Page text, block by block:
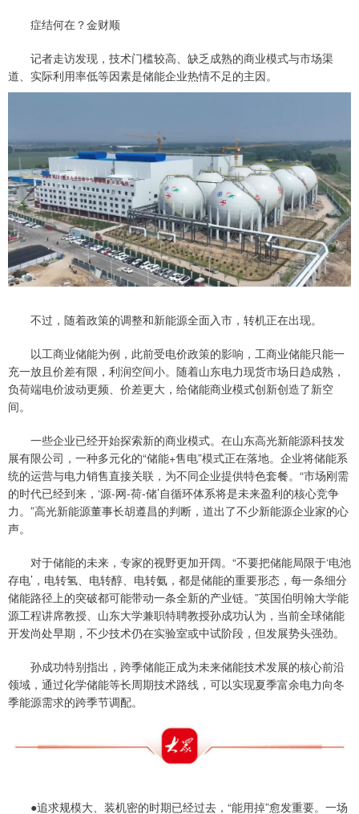
症结何在？金财顺
记者走访发现，技术门槛较高、缺乏成熟的商业模式与市场渠
道、实际利用率低等因素是储能企业热情不足的主因。
不过，随着政策的调整和新能源全面入市，转机正在出现。
以工商业储能为例，此前受电价政策的影响，工商业储能只能一
充一放且价差有限，利润空间小。随着山东电力现货市场日趋成熟，
负荷端电价波动更频、价差更大，给储能商业模式创新创造了新空
间。
一些企业已经开始探索新的商业模式。在山东高光新能源科技发
展有限公司，一种多元化的“储能+售电”模式正在落地。企业将储能系
统的运营与电力销售直接关联，为不同企业提供特色套餐。“市场刚需
的时代已经到来，‘源-网-荷-储’自循环体系将是未来盈利的核心竞争
力。”高光新能源董事长胡遵昌的判断，道出了不少新能源企业家的心
声。
对于储能的未来，专家的视野更加开阔。“不要把储能局限于‘电池
存电’，电转氢、电转醇、电转氨，都是储能的重要形态，每一条细分
储能路径上的突破都可能带动一条全新的产业链。”英国伯明翰大学能
源工程讲席教授、山东大学兼职特聘教授孙成功认为，当前全球储能
开发尚处早期，不少技术仍在实验室或中试阶段，但发展势头强劲。
孙成功特别指出，跨季储能正成为未来储能技术发展的核心前沿
领域，通过化学储能等长周期技术路线，可以实现夏季富余电力向冬
季能源需求的跨季节调配。
●追求规模大、装机密的时期已经过去，“能用掉”愈发重要。一场